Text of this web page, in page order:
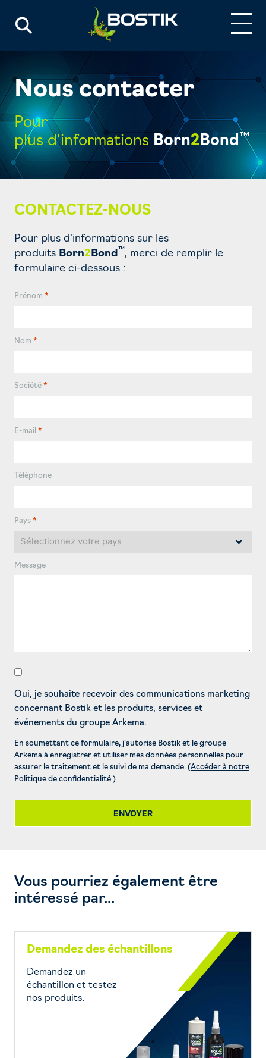
Nous contacter
Pour
plus d'informations Born2Bond ™
CONTACTEZ-NOUS
Pour plus d'informations sur les
produits Born2Bond ™, merci de remplir le
formulaire ci-dessous :
Prénom *
Nom *
Société *
E-mail *
Téléphone
Pays *
Message
Oui, je souhaite recevoir des communications marketing
concernant Bostik et les produits, services et
événements du groupe Arkema.
En soumettant ce formulaire, j'autorise Bostik et le groupe
Arkema à enregistrer et utiliser mes données personnelles pour
assurer le traitement et le suivi de ma demande. (Accéder à notre
Politique de confidentialité )
ENVOYER
Vous pourriez également être
intéressé par...
Demandez des échantillons
Demandez un
échantillon et testez
nos produits.